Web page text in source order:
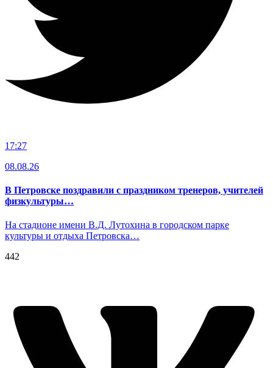
17:27
08.08.26
В Петровске поздравили с праздником тренеров, учителей
физкультуры…
На стадионе имени В.Д. Лутохина в городском парке
культуры и отдыха Петровска…
442